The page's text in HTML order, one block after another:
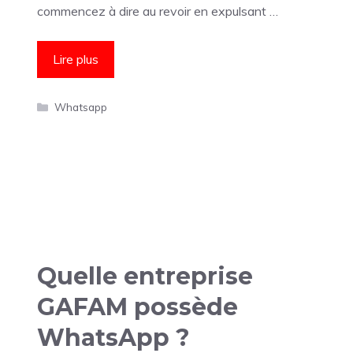
commencez à dire au revoir en expulsant …
Lire plus
Catégories
Whatsapp
Quelle entreprise
GAFAM possède
WhatsApp ?